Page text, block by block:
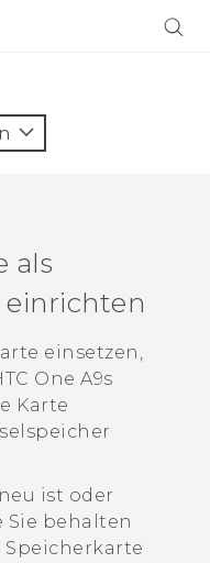
als
einrichten
einsetzen,
One A9s
Karte
ist oder
behalten